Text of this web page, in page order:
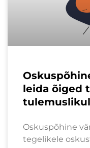
leida õiged
Oskuspõhine
tegelikele